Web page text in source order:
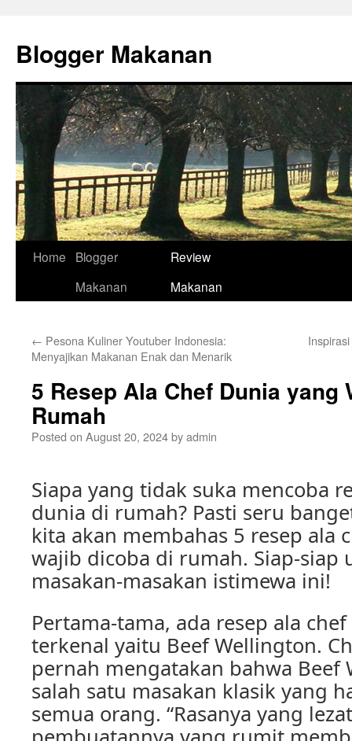
content
Blogger Makanan
Home
Blogger
Makanan
Review
Makanan
← Pesona Kuliner Youtuber Indonesia:
Menyajikan Makanan Enak dan Menarik
5 Resep Ala Chef Dunia yang
Rumah
Posted on August 20, 2024byadmin
Siapa yang tidak suka mencoba
dunia di rumah? Pasti seru
kita akan membahas 5 resep ala
wajib dicoba di rumah. Siap-siap
masakan-masakan istimewa ini!
Pertama-tama, ada resep ala
terkenal yaitu Beef Wellington.
pernah mengatakan bahwa Beef
salah satu masakan klasik yang
semua orang. “Rasanya yang